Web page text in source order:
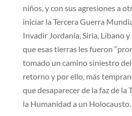
niños, y con sus agresiones a
iniciar la Tercera Guerra
Invadir Jordania, Siria, Líbano
que esas tierras les fueron
tomado un camino siniestro
retorno y por ello, más
que desaparecer de la faz de la
la Humanidad a un Holocausto.